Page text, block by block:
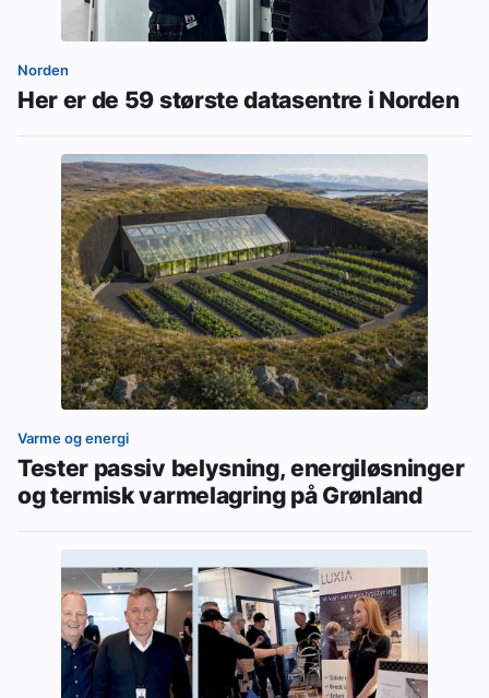
Norden
Her er de 59 største datasentre i Norden
Varme og energi
Tester passiv belysning, energiløsninger
og termisk varmelagring på Grønland